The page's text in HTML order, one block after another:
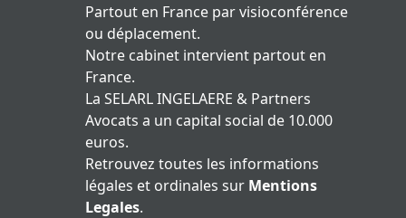
Partout en France par visioconférence
ou déplacement.
Notre cabinet intervient partout en
France.
La SELARL INGELAERE & Partners
Avocats a un capital social de 10.000
euros.
Retrouvez toutes les informations
légales et ordinales sur Mentions
Legales.